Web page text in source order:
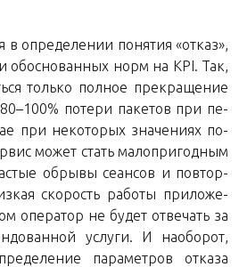
в опре­де­ле­нии по­ня­тия «отказ»,
обос­но­ван­ных норм на KPI. Так,
толь­ко пол­ное пре­кра­ще­ние
по­те­ри па­ке­тов при пе­
при неко­то­рых зна­че­ни­ях по­
может стать ма­ло­при­год­ным
об­ры­вы се­ан­сов и по­втор­
ско­рость ра­бо­ты при­ло­же­
опе­ра­тор не будет от­ве­чать за
услу­ги. И на­о­бо­рот,
па­ра­мет­ров от­ка­за